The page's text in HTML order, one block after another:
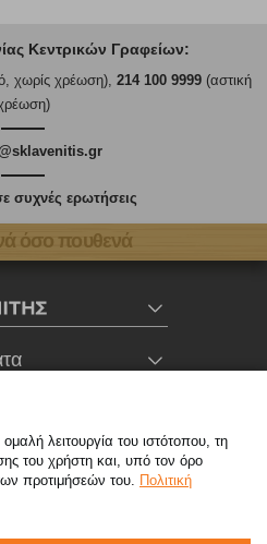
Κεντρικών Γραφείων:
χωρίς χρέωση), 214 100 9999(αστική
συχνές ερωτήσεις
όσο πουθενά
σταθερό, χωρίς χρέωση),
λειτουργία του ιστότοπου, τη
του χρήστη και, υπό τον όρο
προτιμήσεών του. Πολιτική